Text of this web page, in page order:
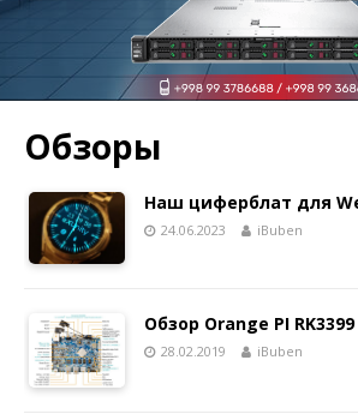
Обзоры
Наш циферблат для
24.06.2023 iBuben
Обзор Orange PI RK3399
28.02.2019 iBuben